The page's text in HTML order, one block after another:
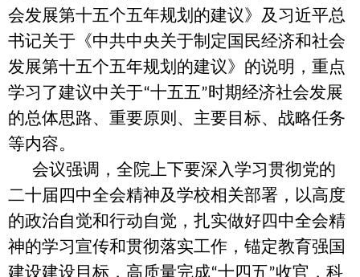
会发展第十五个五年规划的建议》及习近平总
书记关于《中共中央关于制定国民经济和社会
发展第十五个五年规划的建议》的说明，重点
学习了建议中关于“十五五”时期经济社会发展
的总体思路、重要原则、主要目标、战略任务
等内容。
会议强调，全院上下要深入学习贯彻党的
二十届四中全会精神及学校相关部署，以高度
的政治自觉和行动自觉，扎实做好四中全会精
神的学习宣传和贯彻落实工作，锚定教育强国
建设建设目标，高质量完成“十四五”收官，科